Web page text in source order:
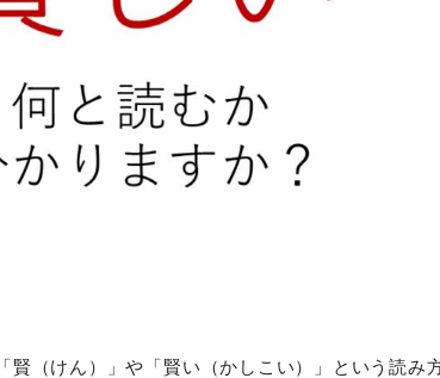
賢（けん）」や「賢い（かしこい）」という読み